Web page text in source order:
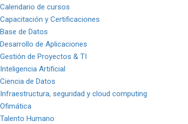
Calendario de cursos
Capacitación y Certificaciones
Base de Datos
Desarrollo de Aplicaciones
Gestión de Proyectos & TI
Inteligencia Artificial
Ciencia de Datos
Infraestructura, seguridad y cloud computing
Ofimática
Talento Humano